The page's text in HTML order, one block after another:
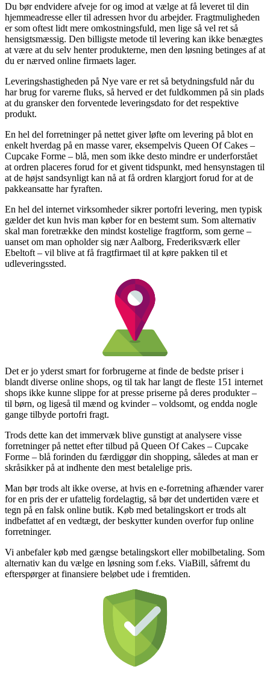
Du bør endvidere afveje for og imod at vælge at få leveret til din
hjemmeadresse eller til adressen hvor du arbejder. Fragtmuligheden
er som oftest lidt mere omkostningsfuld, men lige så vel ret så
hensigtsmæssig. Den billigste metode til levering kan ikke benægtes
at være at du selv henter produkterne, men den løsning betinges af at
du er nærved online firmaets lager.
Leveringshastigheden på Nye vare er ret så betydningsfuld når du
har brug for varerne fluks, så herved er det fuldkommen på sin plads
at du gransker den forventede leveringsdato for det respektive
produkt.
En hel del forretninger på nettet giver løfte om levering på blot en
enkelt hverdag på en masse varer, eksempelvis Queen Of Cakes –
Cupcake Forme – blå, men som ikke desto mindre er underforstået
at ordren placeres forud for et givent tidspunkt, med hensynstagen til
at de højst sandsynligt kan nå at få ordren klargjort forud for at de
pakkeansatte har fyraften.
En hel del internet virksomheder sikrer portofri levering, men typisk
gælder det kun hvis man køber for en bestemt sum. Som alternativ
skal man foretrække den mindst kostelige fragtform, som gerne –
uanset om man opholder sig nær Aalborg, Frederiksværk eller
Ebeltoft – vil blive at få fragtfirmaet til at køre pakken til et
udleveringssted.
Det er jo yderst smart for forbrugerne at finde de bedste priser i
blandt diverse online shops, og til tak har langt de fleste 151 internet
shops ikke kunne slippe for at presse priserne på deres produkter –
til børn, og ligeså til mænd og kvinder – voldsomt, og endda nogle
gange tilbyde portofri fragt.
Trods dette kan det immervæk blive gunstigt at analysere visse
forretninger på nettet efter tilbud på Queen Of Cakes – Cupcake
Forme – blå forinden du færdiggør din shopping, således at man er
skråsikker på at indhente den mest betalelige pris.
Man bør trods alt ikke overse, at hvis en e-forretning afhænder varer
for en pris der er ufattelig fordelagtig, så bør det undertiden være et
tegn på en falsk online butik. Køb med betalingskort er trods alt
indbefattet af en vedtægt, der beskytter kunden overfor fup online
forretninger.
Vi anbefaler køb med gængse betalingskort eller mobilbetaling. Som
alternativ kan du vælge en løsning som f.eks. ViaBill, såfremt du
efterspørger at finansiere beløbet ude i fremtiden.